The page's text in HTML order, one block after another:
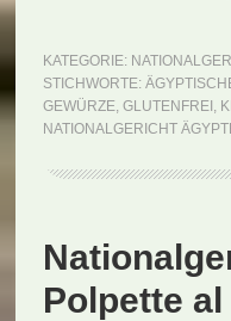
KATEGORIE:
STICHWORTE:
GEWÜRZE, GLUTENFREI ,
NATIONALGERICHT
Polpette